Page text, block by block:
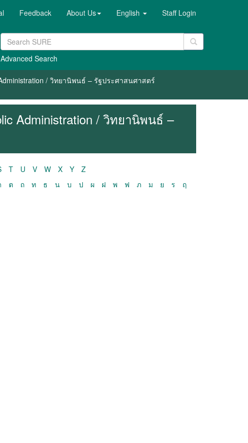
Feedback About Us English Staff Login
Advanced Search
/ วิทยานิพนธ์ – รัฐประศาสนศาสตร์
Administration / วิทยานิพนธ์ –
T U V W X Y
Z
ต ถ ท ธ น บ ป ผ ฝ พ ฟ ภ ม ย ร
ฤ